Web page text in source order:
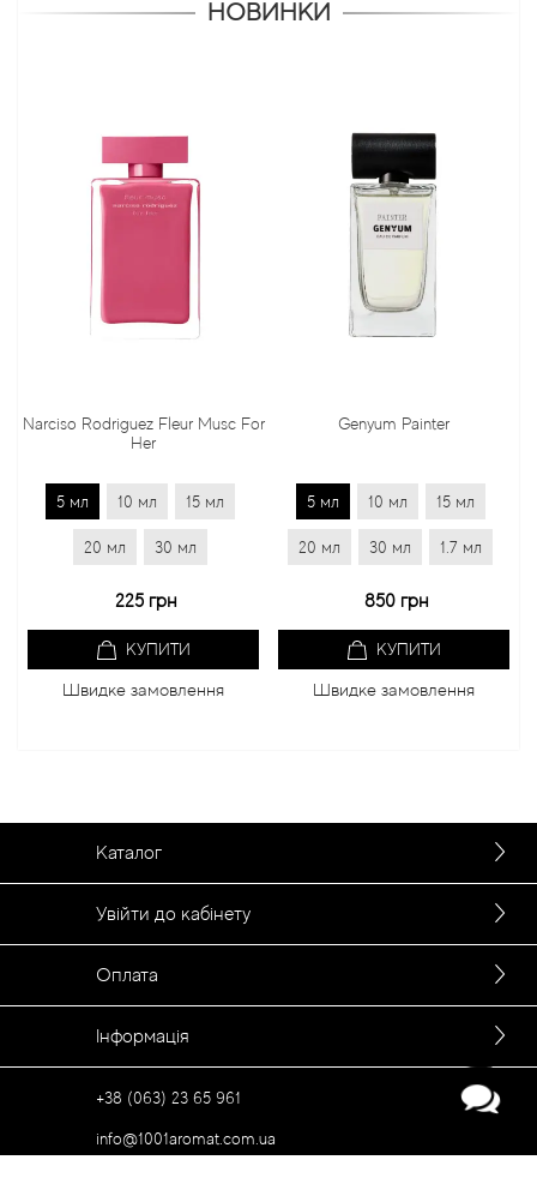
НОВИНКИ
Narciso Rodriguez Fleur Musc For
Her
5 мл 10 мл 15 мл
20 мл 30 мл
225 грн
КУПИТИ
Швидке замовлення
Genyum Painter
5 мл 10 мл 15 мл
20 мл 30 мл 1.7 мл
850 грн
КУПИТИ
Швидке замовлення
Каталог
Увійти до кабінету
Оплата
Інформація
+38 (063) 23 65 961
info@1001aromat.com.ua